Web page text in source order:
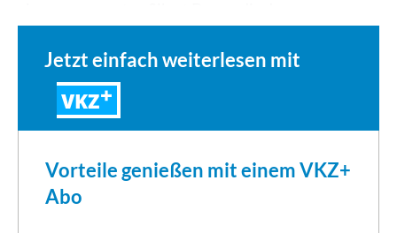
Jetzt einfach weiterlesen mit
VKZ
Vorteile genießen mit einem VKZ+
Abo